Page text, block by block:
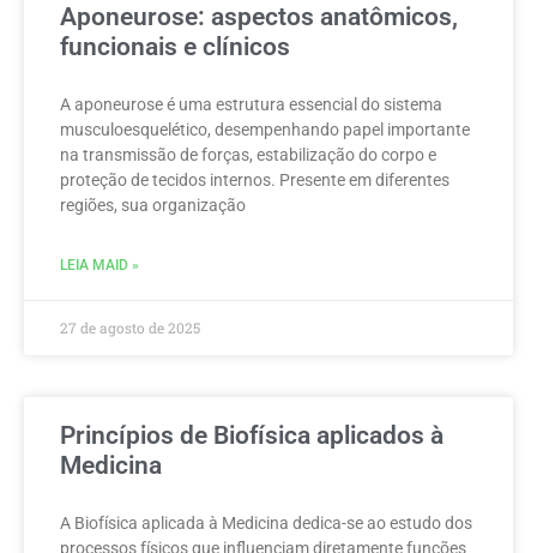
Aponeurose: aspectos anatômicos,
funcionais e clínicos
A aponeurose é uma estrutura essencial do sistema
musculoesquelético, desempenhando papel importante
na transmissão de forças, estabilização do corpo e
proteção de tecidos internos. Presente em diferentes
regiões, sua organização
LEIA MAID »
27 de agosto de 2025
Princípios de Biofísica aplicados à
Medicina
A Biofísica aplicada à Medicina dedica-se ao estudo dos
processos físicos que influenciam diretamente funções